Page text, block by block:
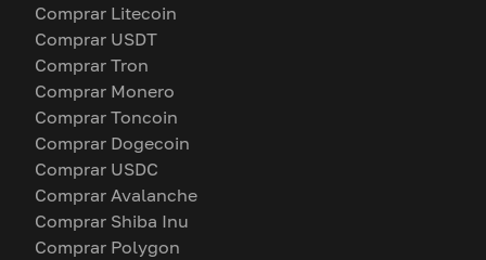
Comprar Litecoin
Comprar USDT
Comprar Tron
Comprar Monero
Comprar Toncoin
Comprar Dogecoin
Comprar USDC
Comprar Avalanche
Comprar Shiba Inu
Comprar Polygon